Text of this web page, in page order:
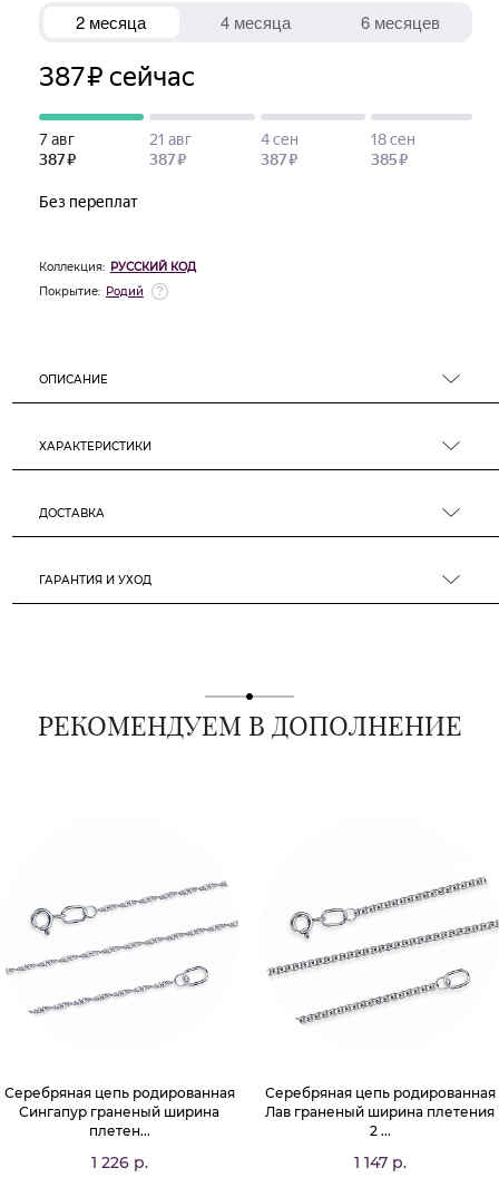
Коллекция: РУССКИЙ КОД
Покрытие: Родий
ОПИСАНИЕ
ХАРАКТЕРИСТИКИ
ДОСТАВКА
ГАРАНТИЯ И УХОД
РЕКОМЕНДУЕМ В ДОПОЛНЕНИЕ
Серебряная цепь родированная
Сингапур граненый ширина
плетен...
1 226 р.
Серебряная цепь родированная
Лав граненый ширина плетения
2 ...
1 147 р.